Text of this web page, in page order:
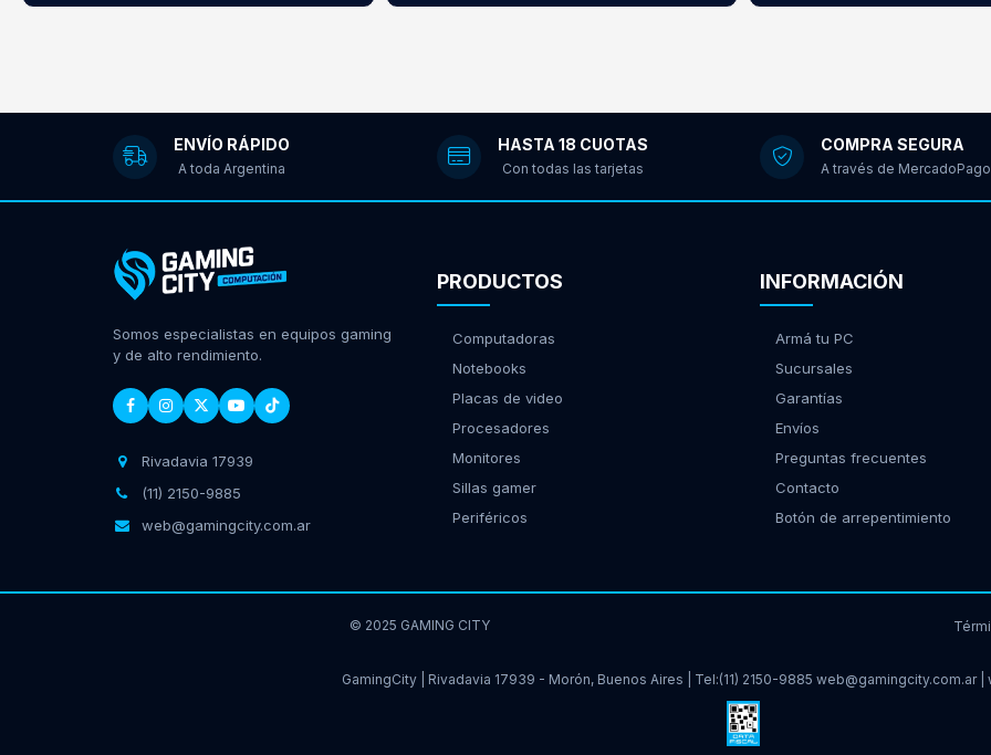
ENVÍO RÁPIDO
A toda Argentina
HASTA 18 CUOTAS
Con todas las tarjetas
COMPRA SEGURA
A través de MercadoPago
Somos especialistas en equipos gaming
y de alto rendimiento.
Rivadavia 17939
(11) 2150-9885
web@gamingcity.com.ar
PRODUCTOS
Computadoras
Notebooks
Placas de video
Procesadores
Monitores
Sillas gamer
Periféricos
INFORMACIÓN
Armá tu PC
Sucursales
Garantías
Envíos
Preguntas frecuentes
Contacto
Botón de arrepentimiento
© 2025 GAMING CITY
GamingCity | Rivadavia 17939 - Morón, Buenos Aires | Tel:(11) 2150-9885 web@gamingcity.com.ar